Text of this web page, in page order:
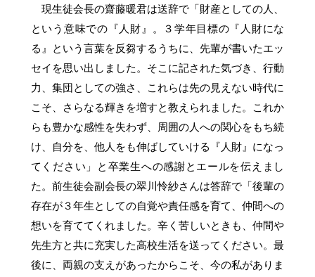
現生徒会長の齋藤暖君は送辞で「財産としての人、
という意味での『人財』。３学年目標の『人財にな
る』という言葉を反芻するうちに、先輩が書いたエッ
セイを思い出しました。そこに記された気づき、行動
力、集団としての強さ、これらは先の見えない時代に
こそ、さらなる輝きを増すと教えられました。これか
らも豊かな感性を失わず、周囲の人への関心をもち続
け、自分を、他人をも伸ばしていける『人財』になっ
てください」と卒業生への感謝とエールを伝えまし
た。前生徒会副会長の翠川怜紗さんは答辞で「後輩の
存在が３年生としての自覚や責任感を育て、仲間への
想いを育ててくれました。辛く苦しいときも、仲間や
先生方と共に充実した高校生活を送ってください。最
後に、両親の支えがあったからこそ、今の私がありま